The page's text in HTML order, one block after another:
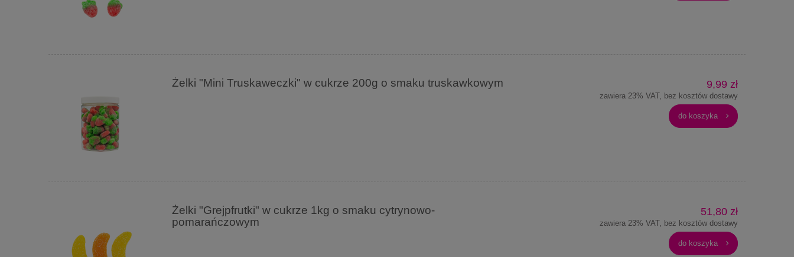
Żelki "Mini Truskaweczki" w cukrze 200g o smaku truskawkowym 9,99 zł
zawiera 23% VAT, bez kosztów dostawy
do koszyka
Żelki "Grejpfrutki" w cukrze 1kg o smaku cytrynowo-
pomarańczowym
51,80 zł
zawiera 23% VAT, bez kosztów dostawy
do koszyka